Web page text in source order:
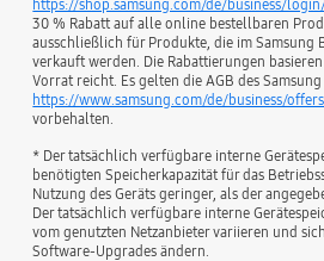
https://shop.samsung.com/de/business/
30 % Rabatt auf alle online bestellbaren
ausschließlich für Produkte, die im Samsung
verkauft werden. Die Rabattierungen
Vorrat reicht. Es gelten die AGB des
https://www.samsung.com/de/business/
vorbehalten.
* Der tatsächlich verfügbare interne
benötigten Speicherkapazität für das
Nutzung des Geräts geringer, als der
Der tatsächlich verfügbare interne
vom genutzten Netzanbieter variieren und
Software-Upgrades ändern.